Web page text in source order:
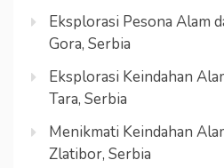
Eksplorasi Pesona Alam
Gora, Serbia
Eksplorasi Keindahan
Tara, Serbia
Menikmati Keindahan
Zlatibor, Serbia